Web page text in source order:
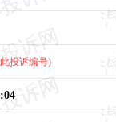
投诉编号)